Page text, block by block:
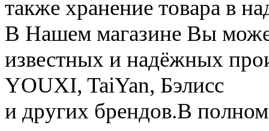
также хранение товара в
В Нашем магазине Вы
известных и надёжных
YOUXI, TaiYan, Бэлисс
и других брендов.В